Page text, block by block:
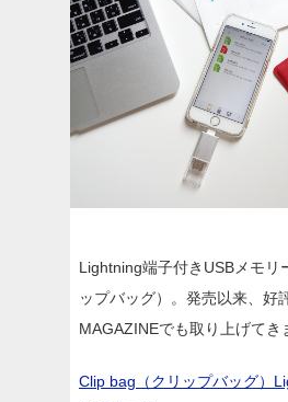
Lightning端子付きUSBメモリ
ップバッグ）。発売以来、好
MAGAZINEでも取り上げてき
Clip bag（クリップバッグ）